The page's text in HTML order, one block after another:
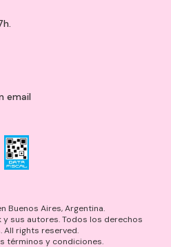
email
Buenos Aires, Argentina.
sus autores. Todos los derechos
All rights reserved.
términos y condiciones.